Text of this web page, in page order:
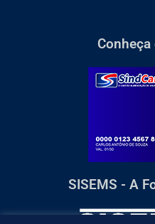
Conheça
SISEMS - A